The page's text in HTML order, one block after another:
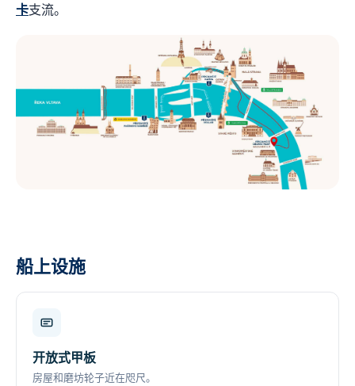
卡支流。
船上设施
开放式甲板
房屋和磨坊轮子近在咫尺。